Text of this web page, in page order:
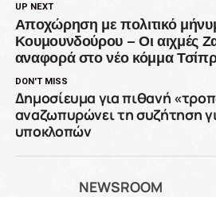
UP NEXT
Αποχώρηση με πολιτικό
Κουμουνδούρου – Οι αιχμές
αναφορά στο νέο κόμμα
DON'T MISS
Δημοσίευμα για πιθανή
αναζωπυρώνει τη συζήτηση
υποκλοπών
NEWSROOM